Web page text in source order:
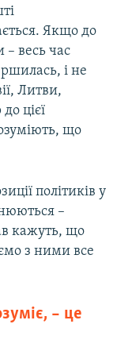
Якщо до
– весь час
і не
Литви,
цієї
що
політиків у
–
кажуть, що
з ними все
– це